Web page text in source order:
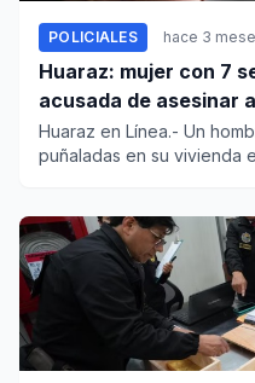
POLICIALES hace 3
Huaraz: mujer con 7
acusada de asesinar
puñaladas
Huaraz en Línea.- Un
puñaladas en su vivienda